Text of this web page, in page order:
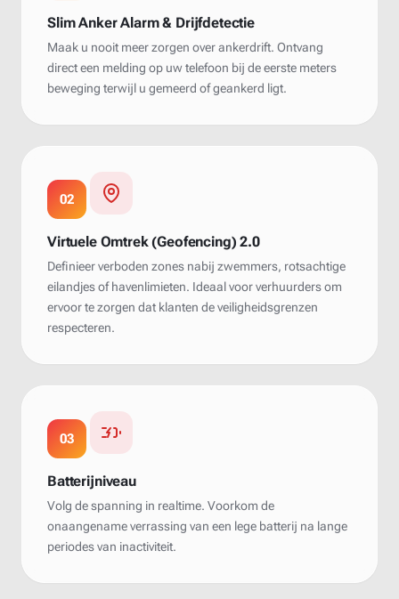
Slim Anker Alarm & Drijfdetectie
Maak u nooit meer zorgen over ankerdrift. Ontvang
direct een melding op uw telefoon bij de eerste meters
beweging terwijl u gemeerd of geankerd ligt.
02
Virtuele Omtrek (Geofencing) 2.0
Definieer verboden zones nabij zwemmers, rotsachtige
eilandjes of havenlimieten. Ideaal voor verhuurders om
ervoor te zorgen dat klanten de veiligheidsgrenzen
respecteren.
03
Batterijniveau
Volg de spanning in realtime. Voorkom de
onaangename verrassing van een lege batterij na lange
periodes van inactiviteit.